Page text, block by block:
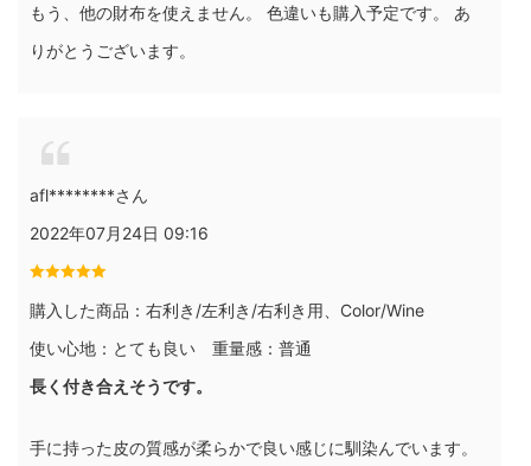
もう、他の財布を使えません。 色違いも購入予定です。 あ
りがとうございます。
afl********さん
2022年07月24日 09:16
購入した商品：右利き/左利き/右利き用、Color/Wine
使い心地：とても良い 重量感：普通
長く付き合えそうです。
手に持った皮の質感が柔らかで良い感じに馴染んでいます。